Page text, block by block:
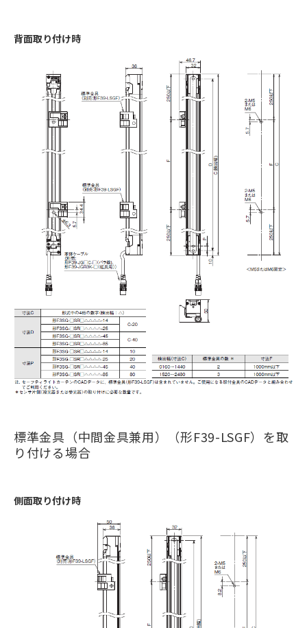
背面取り付け時
標準金具（中間金具兼用）（形F39-LSGF）を取
り付ける場合
側面取り付け時